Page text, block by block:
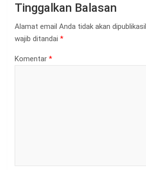
Tinggalkan Balasan
Alamat email Anda tidak akan
wajib ditandai *
Komentar *